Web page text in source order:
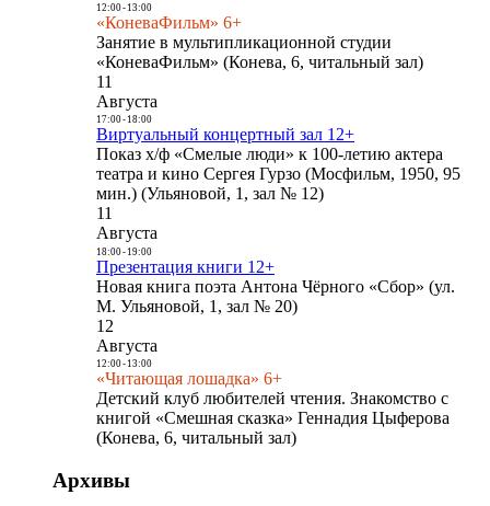
12:00- 13:00
«КоневаФильм» 6+
Занятие в мультипликационной студии
«КоневаФильм» (Конева, 6, читальный зал)
11
Августа
17:00- 18:00
Виртуальный концертный зал 12+
Показ х/ф «Смелые люди» к 100-летию актера
театра и кино Сергея Гурзо (Мосфильм, 1950, 95
мин.) (Ульяновой, 1, зал № 12)
11
Августа
18:00- 19:00
Презентация книги 12+
Новая книга поэта Антона Чёрного «Сбор» (ул.
М. Ульяновой, 1, зал № 20)
12
Августа
12:00- 13:00
«Читающая лошадка» 6+
Детский клуб любителей чтения. Знакомство с
книгой «Смешная сказка» Геннадия Цыферова
(Конева, 6, читальный зал)
Архивы